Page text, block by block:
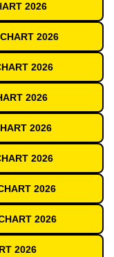
2026
2026
2026
2026
2026
2026
2026
2026
2026